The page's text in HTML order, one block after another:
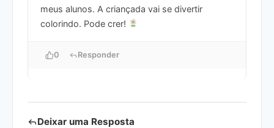
meus alunos. A criançada vai se divertir
colorindo. Pode crer!
0 Responder
Deixar uma Resposta